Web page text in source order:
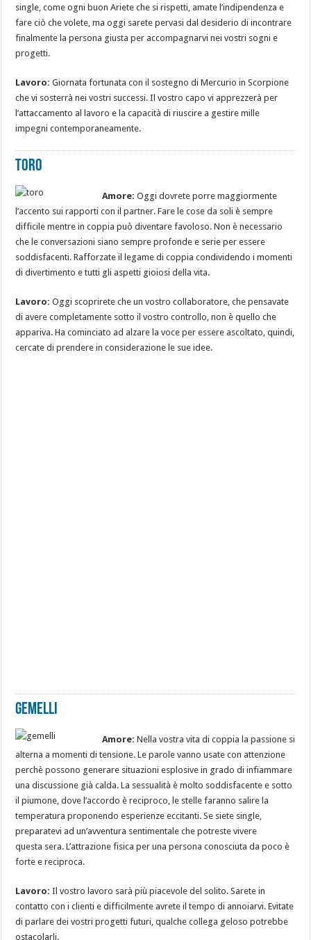
single, come ogni buon Ariete che si rispetti, amate l’indipendenza e
fare ciò che volete, ma oggi sarete pervasi dal desiderio di incontrare
finalmente la persona giusta per accompagnarvi nei vostri sogni e
progetti.
Lavoro: Giornata fortunata con il sostegno di Mercurio in Scorpione
che vi sosterrà nei vostri successi. Il vostro capo vi apprezzerà per
l’attaccamento al lavoro e la capacità di riuscire a gestire mille
impegni contemporaneamente.
Toro
Amore: Oggi dovrete porre maggiormente
l’accento sui rapporti con il partner. Fare le cose da soli è sempre
difficile mentre in coppia può diventare favoloso. Non è necessario
che le conversazioni siano sempre profonde e serie per essere
soddisfacenti. Rafforzate il legame di coppia condividendo i momenti
di divertimento e tutti gli aspetti gioiosi della vita.
Lavoro: Oggi scoprirete che un vostro collaboratore, che pensavate
di avere completamente sotto il vostro controllo, non è quello che
appariva. Ha cominciato ad alzare la voce per essere ascoltato, quindi,
cercate di prendere in considerazione le sue idee.
Gemelli
Amore: Nella vostra vita di coppia la passione si
alterna a momenti di tensione. Le parole vanno usate con attenzione
perchè possono generare situazioni esplosive in grado di infiammare
una discussione già calda. La sessualità è molto soddisfacente e sotto
il piumone, dove l’accordo è reciproco, le stelle faranno salire la
temperatura proponendo esperienze eccitanti. Se siete single,
preparatevi ad un’avventura sentimentale che potreste vivere
questa sera. L’attrazione fisica per una persona conosciuta da poco è
forte e reciproca.
Lavoro: Il vostro lavoro sarà più piacevole del solito. Sarete in
contatto con i clienti e difficilmente avrete il tempo di annoiarvi. Evitate
di parlare dei vostri progetti futuri, qualche collega geloso potrebbe
ostacolarli.